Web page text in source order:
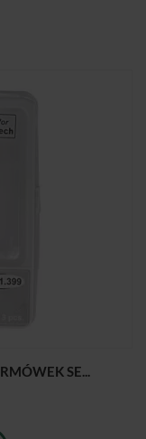
SE...